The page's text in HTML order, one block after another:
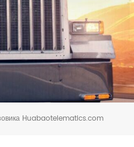
Huabaotelematics.com